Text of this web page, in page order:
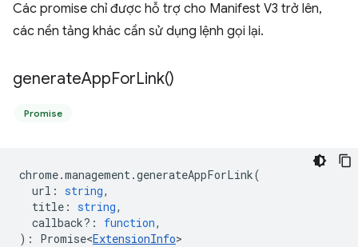
Các promise chỉ được hỗ trợ cho Manifest V3 trở lên,
các nền tảng khác cần sử dụng lệnh gọi lại.
generateAppForLink()
Promise
chrome.management.generateAppForLink(
url : string,
title : string,
callback? : function,
) : Promise<ExtensionInfo>